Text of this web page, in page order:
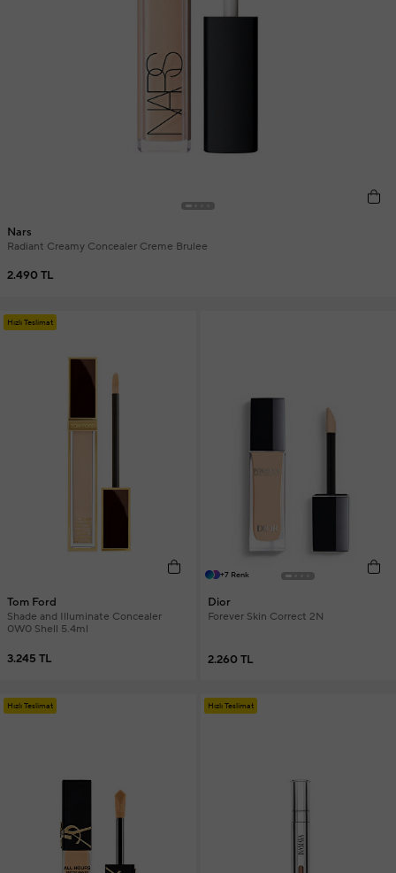
Nars
Radiant Creamy Concealer Creme Brulee
2.490 TL
Hızlı Teslimat
Tom Ford
Shade and Illuminate Concealer
0W0 Shell 5.4ml
3.245 TL
+7 Renk
Dior
Forever Skin Correct 2N
2.260 TL
Hızlı Teslimat Hızlı Teslimat